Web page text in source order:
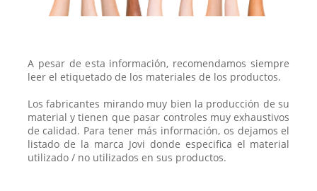
A pesar de esta información, recomendamos siempre
leer el etiquetado de los materiales de los productos.
Los fabricantes mirando muy bien la producción de su
material y tienen que pasar controles muy exhaustivos
de calidad. Para tener más información, os dejamos el
listado de la marca Jovi donde especifica el material
utilizado / no utilizados en sus productos.